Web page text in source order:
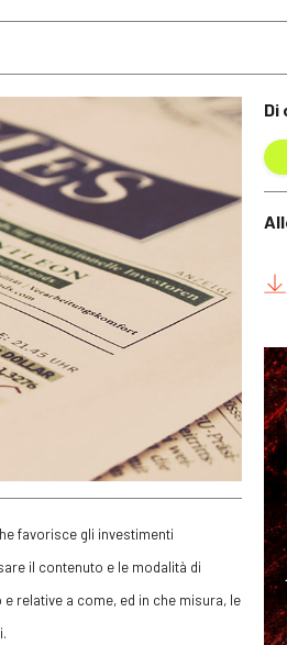
favorisce gli investimenti
il contenuto e le modalità di
relative a come, ed in che misura, le
Di